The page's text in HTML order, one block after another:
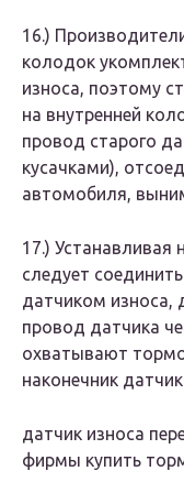
16.​)
колодок
износа, поэтому
на внутренней
провод старого
кусачками),
автомобиля,
17.​)
следует
датчиком износа,
провод датчика
охватывают
наконечник
датчик износа
фирмы купить